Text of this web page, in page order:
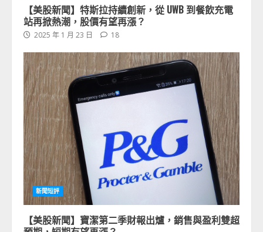
【美股新聞】特斯拉持續創新，從 UWB 到餐飲充電
站再掀熱潮，股價有望再漲？
2025 年 1 月 23 日 18
新聞短評
【美股新聞】寶潔第二季財報出爐，銷售與盈利雙超